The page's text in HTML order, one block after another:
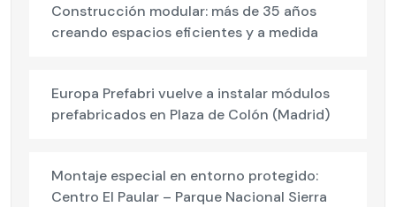
Construcción modular: más de 35 años
creando espacios eficientes y a medida
Europa Prefabri vuelve a instalar módulos
prefabricados en Plaza de Colón (Madrid)
Montaje especial en entorno protegido:
Centro El Paular – Parque Nacional Sierra